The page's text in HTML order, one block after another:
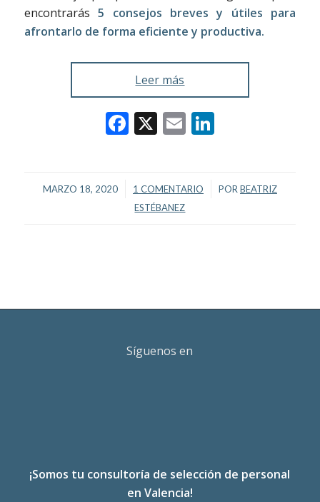
encontrarás5 consejos breves y útiles para
afrontarlo de forma eficiente y productiva.
Leer más
Facebook
X EmailLinkedIn
MARZO 18, 2020
/ 1 COMENTARIO
/ POR BEATRIZ
ESTÉBANEZ
Síguenos en
¡Somos tu consultoría de selección de personal
en Valencia!